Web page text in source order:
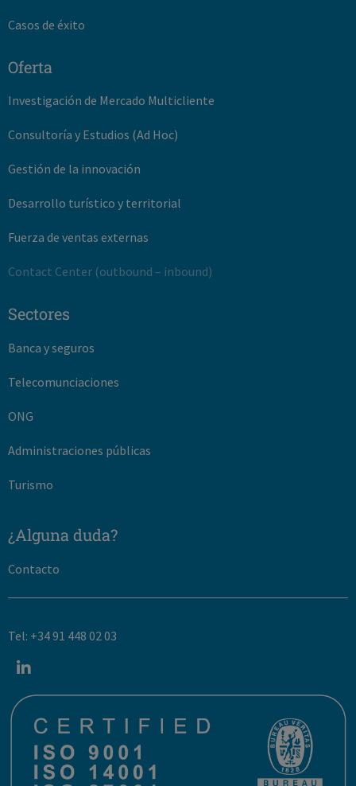
Casos de éxito
Oferta
Investigación de Mercado Multicliente
Consultoría y Estudios (Ad Hoc)
Gestión de la innovación
Desarrollo turístico y territorial
Fuerza de ventas externas
Contact Center (outbound – inbound)
Sectores
Banca y seguros
Telecomunciaciones
ONG
Administraciones públicas
Turismo
¿Alguna duda?
Contacto
Tel: +34 91 448 02 03